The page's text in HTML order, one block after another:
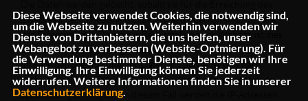
Zweckes ihrer Erhebung nicht mehr erforderlich sind. Im Falle
der Erfassung der Daten zur Bereitstellung der Website ist dies
der Fall, wenn die jeweilige Sitzung beendet ist.
Im Falle der Speicherung der Daten in Logfiles ist dies nach
spätestens sieben Tagen der Fall. Eine darüberhinausgehende
Speicherung ist möglich. In diesem Fall werden die IP-Adressen
Diese Webseite verwendet Cookies, die notwendig sind,
um die Webseite zu nutzen. Weiterhin verwenden wir
Dienste von Drittanbietern, die uns helfen, unser
Webangebot zu verbessern (Website-Optmierung). Für
die Verwendung bestimmter Dienste, benötigen wir Ihre
Einwilligung. Ihre Einwilligung können Sie jederzeit
widerrufen. Weitere Informationen finden Sie in unserer
Datenschutzerklärung.